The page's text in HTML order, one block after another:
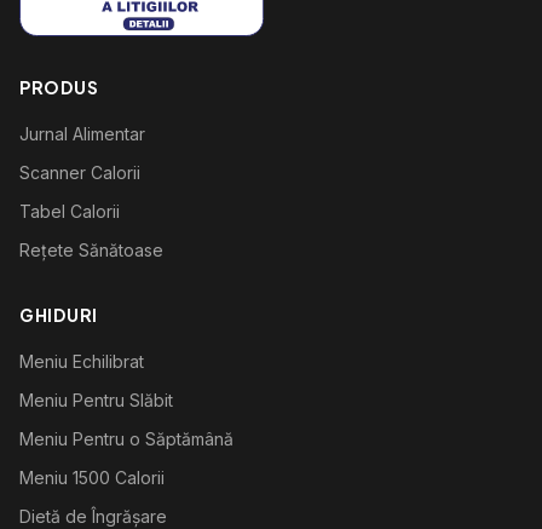
PRODUS
Jurnal Alimentar
Scanner Calorii
Tabel Calorii
Rețete Sănătoase
GHIDURI
Meniu Echilibrat
Meniu Pentru Slăbit
Meniu Pentru o Săptămână
Meniu 1500 Calorii
Dietă de Îngrășare